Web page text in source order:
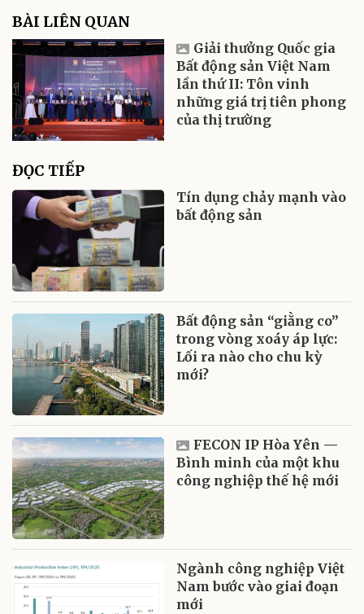
BÀI LIÊN QUAN
Giải thưởng Quốc gia
Bất động sản Việt Nam
lần thứ II: Tôn vinh
những giá trị tiên phong
của thị trường
ĐỌC TIẾP
Tín dụng chảy mạnh vào
bất động sản
Bất động sản “giằng co”
trong vòng xoáy áp lực:
Lối ra nào cho chu kỳ
mới?
FECON IP Hòa Yên —
Bình minh của một khu
công nghiệp thế hệ mới
Ngành công nghiệp Việt
Nam bước vào giai đoạn
mới